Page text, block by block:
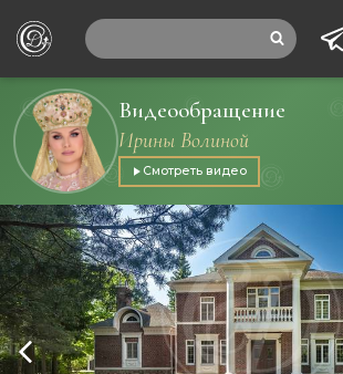
Видеообращение
Ирины Волиной
Смотреть видео